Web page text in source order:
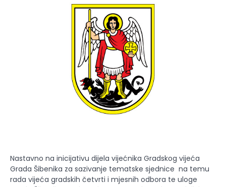
Nastavno na inicijativu dijela vijećnika Gradskog vijeća
Grada Šibenika za sazivanje tematske sjednice na temu
rada vijeća gradskih četvrti i mjesnih odbora te uloge